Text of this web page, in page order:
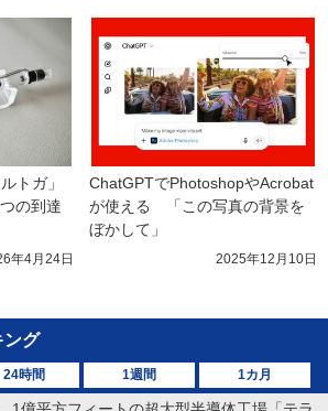
トガ」
の到達
年4月24日
ChatGPTでPhotoshopやAcrobat
が使える　「この写真の背景を
ぼかして」
2025年12月10日
ング
24時間 1週間 1カ月